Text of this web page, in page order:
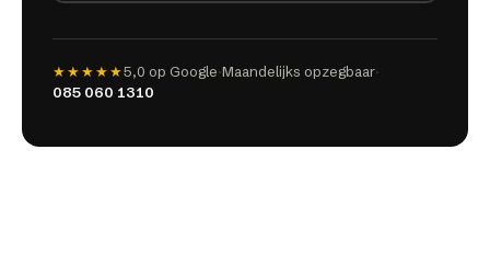
★★★★★5,0 op Google·Maandelijks opzegbaar·
085 060 1310